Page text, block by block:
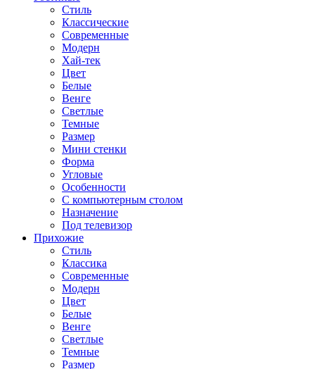
Стиль
Классические
Современные
Модерн
Хай-тек
Цвет
Белые
Венге
Светлые
Темные
Размер
Мини стенки
Форма
Угловые
Особенности
С компьютерным столом
Назначение
Под телевизор
Прихожие
Стиль
Классика
Современные
Модерн
Цвет
Белые
Венге
Светлые
Темные
Размер